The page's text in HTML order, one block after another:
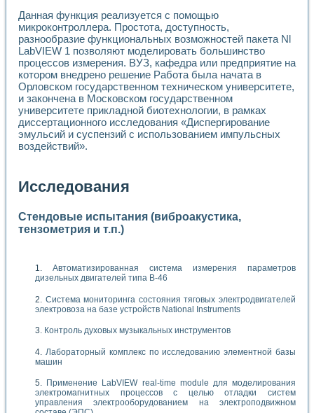
Данная функция реализуется с помощью
микроконтроллера. Простота, доступность,
разнообразие функциональных возможностей пакета Nl
LabVIEW 1 позволяют моделировать большинство
процессов измерения. ВУЗ, кафедра или предприятие на
котором внедрено решение Работа была начата в
Орловском государственном техническом университете,
и закончена в Московском государственном
университете прикладной биотехнологии, в рамках
диссертационного исследования «Диспергирование
эмульсий и суспензий с использованием импульсных
воздействий».
Исследования
Стендовые испытания (виброакустика,
тензометрия и т.п.)
Автоматизированная система измерения параметров
дизельных двигателей типа В-46
Система мониторинга состояния тяговых электродвигателей
электровоза на базе устройств National Instruments
Контроль духовых музыкальных инструментов
Лабораторный комплекс по исследованию элементной базы
машин
Применение LabVIEW real-time module для моделирования
электромагнитных процессов с целью отладки систем
управления электрооборудованием на электроподвижном